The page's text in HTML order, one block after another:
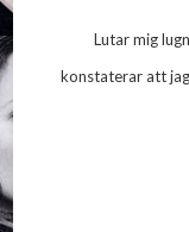
Lutar mig
konstaterar att